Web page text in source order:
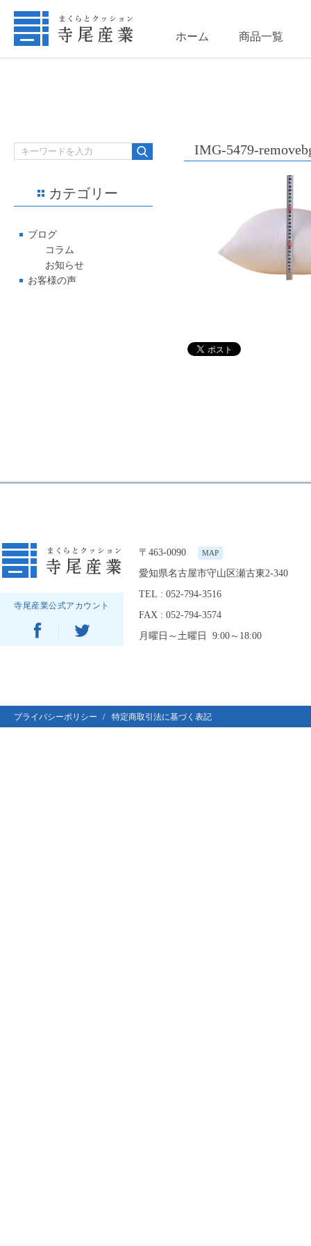
ホーム 商品一覧
IMG-5479-
カテゴリー
ブログ
コラム
お知らせ
お客様の声
寺尾産業公式アカウント
〒463-0090 MAP
愛知県名古屋市守山区瀬古東2-340
TEL : 052-794-3516
FAX : 052-794-3574
月曜日～土曜日 9:00～18:00
プライバシーポリシー 特定商取引法に基づく表記